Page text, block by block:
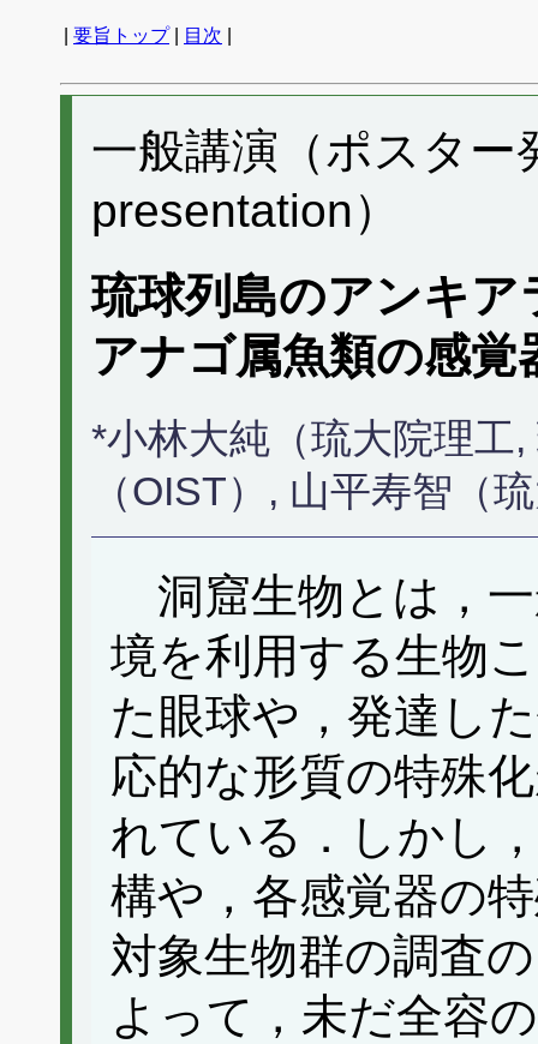
要旨トップ| 目次
一般講演（ポスタ
presentation）
琉球列島のアンキ
アナゴ属魚類の感覚
*小林大純（琉大院理工
（OIST）, 山平寿智（
洞窟生物とは，
境を利用する生物
た眼球や，発達し
応的な形質の特殊
れている．しかし
構や，各感覚器の
対象生物群の調査
よって，未だ全容